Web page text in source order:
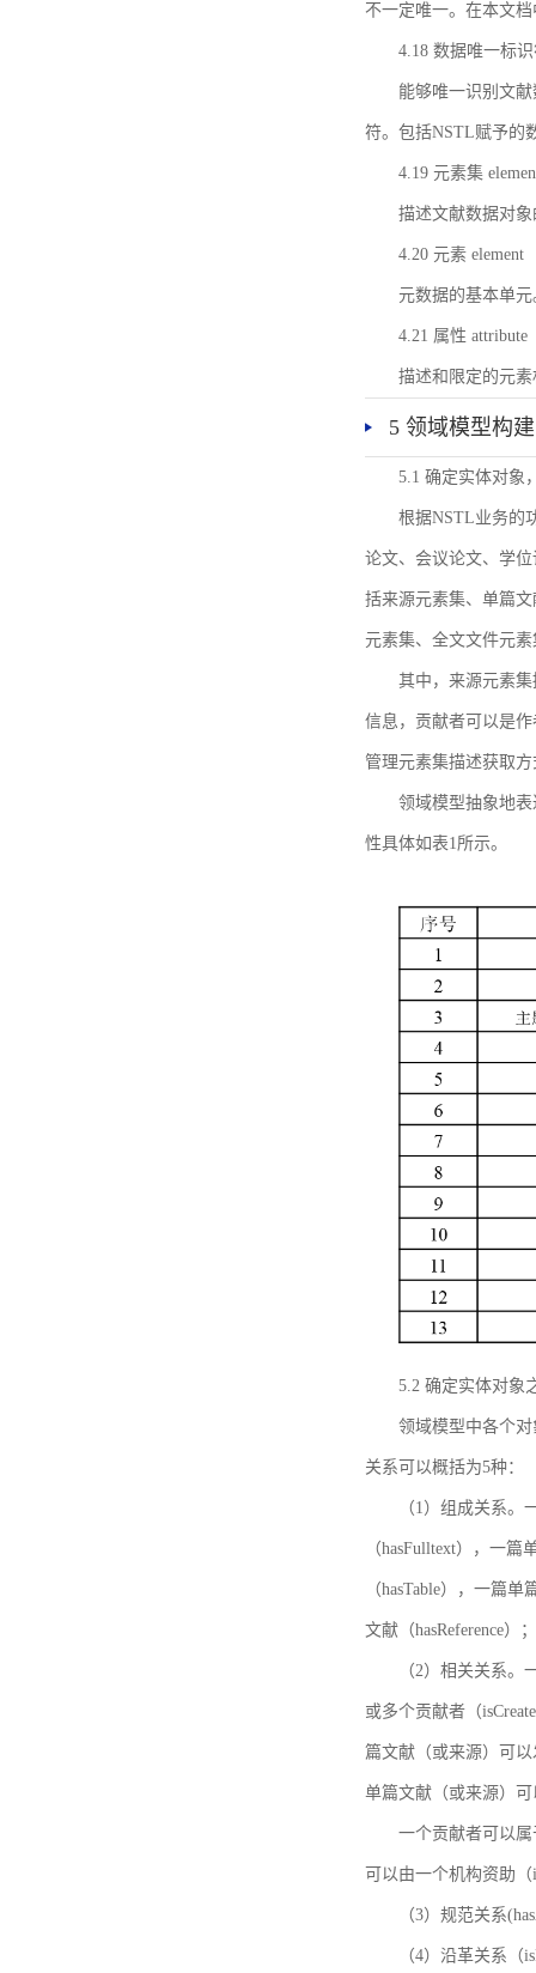
不一定唯一。在本文
4.18 数据唯一标
能够唯一识别文
符。包括NSTL赋予的
4.19 元素集
描述文献数据对
4.20 元素 element
元数据的基本单元
4.21 属性 attribute
描述和限定的元
5 领域模型构建
5.1 确定实体对象
根据NSTL业务的
论文、会议论文、学
括来源元素集、单篇
元素集、全文文件元
其中，来源元素
信息，贡献者可以是
管理元素集描述获取
领域模型抽象地
性具体如表1所示。
5.2 确定实体对象
领域模型中各个
关系可以概括为5种：
（1）组成关系
（hasFulltext），一
（hasTable），一篇
文献（hasReference）；
（2）相关关系
或多个贡献者（
篇文献（或来源）可
单篇文献（或来源）可
一个贡献者可以
可以由一个机构资助（
（3）规范关系
（4）沿革关系